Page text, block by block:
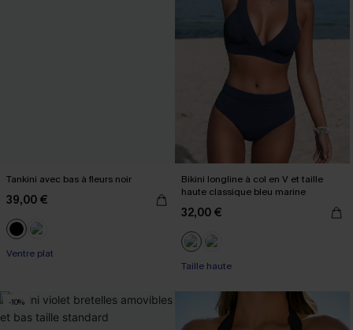
Tankini avec bas à fleurs noir
39,00 €
Ventre plat
Bikini longline à col en V et taille
haute classique bleu marine
32,00 €
Taille haute
-10%